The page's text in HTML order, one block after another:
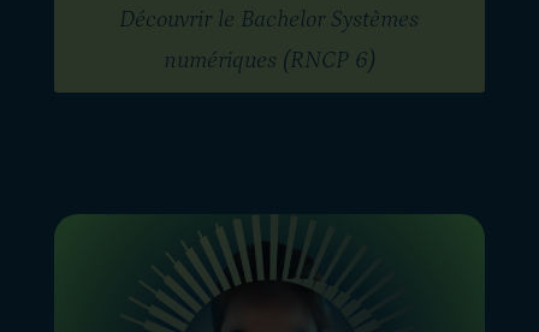
Découvrir le Bachelor Systèmes
numériques (RNCP 6)